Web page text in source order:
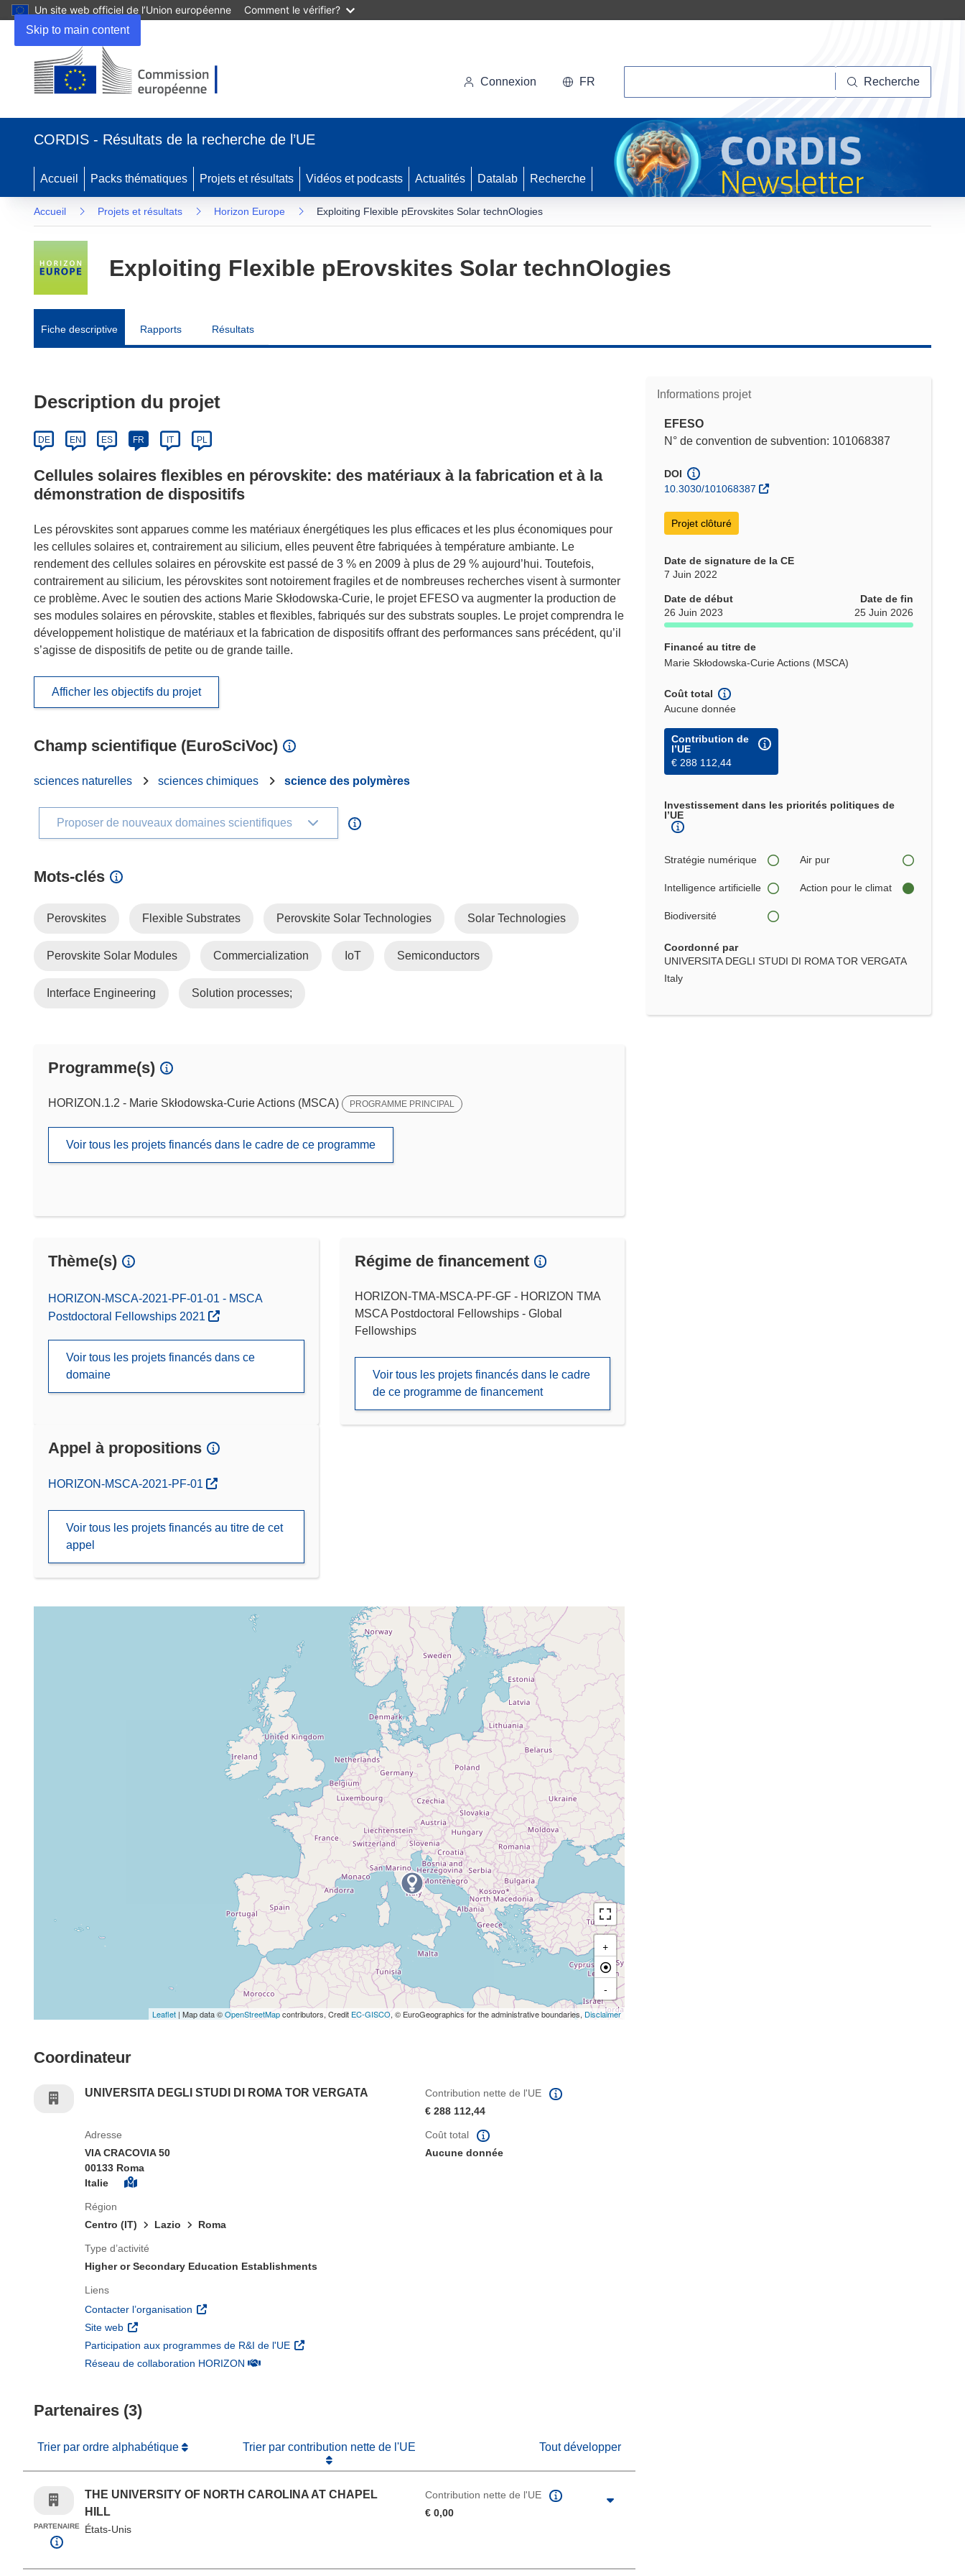
Skip to main content
Un site web officiel de l’Union européenne Comment le vérifier?
Connexion FR Recherche
CORDIS - Résultats de la recherche de l’UE
Accueil Packs thématiques Projets et résultats Vidéos et podcasts Actualités Datalab Recherche
Accueil Projets et résultats Horizon Europe Exploiting Flexible pErovskites Solar technOlogies
Exploiting Flexible pErovskites Solar technOlogies
Fiche descriptive Rapports Résultats
Informations projet
EFESO
N° de convention de subvention: 101068387
DOI
10.3030/101068387
Projet clôturé
Date de signature de la CE
7 Juin 2022
Date de début
26 Juin 2023
Date de fin
25 Juin 2026
Financé au titre de
Marie Skłodowska-Curie Actions (MSCA)
Coût total
Aucune donnée
Contribution de
l’UE
€ 288 112,44
Investissement dans les priorités politiques de
l’UE
Stratégie numérique Air pur
Intelligence artificielle Action pour le climat
Biodiversité
Coordonné par
UNIVERSITA DEGLI STUDI DI ROMA TOR VERGATA
Italy
Description du projet
DE EN ES FR IT PL
Cellules solaires flexibles en pérovskite: des matériaux à la fabrication et à la
démonstration de dispositifs
Les pérovskites sont apparues comme les matériaux énergétiques les plus efficaces et les plus économiques pour
les cellules solaires et, contrairement au silicium, elles peuvent être fabriquées à température ambiante. Le
rendement des cellules solaires en pérovskite est passé de 3 % en 2009 à plus de 29 % aujourd’hui. Toutefois,
contrairement au silicium, les pérovskites sont notoirement fragiles et de nombreuses recherches visent à surmonter
ce problème. Avec le soutien des actions Marie Skłodowska-Curie, le projet EFESO va augmenter la production de
ses modules solaires en pérovskite, stables et flexibles, fabriqués sur des substrats souples. Le projet comprendra le
développement holistique de matériaux et la fabrication de dispositifs offrant des performances sans précédent, qu’il
s’agisse de dispositifs de petite ou de grande taille.
Afficher les objectifs du projet
Champ scientifique (EuroSciVoc)
sciences naturelles sciences chimiques science des polymères
Proposer de nouveaux domaines scientifiques
Mots‑clés
Perovskites Flexible Substrates Perovskite Solar Technologies Solar Technologies
Perovskite Solar Modules Commercialization IoT Semiconductors
Interface Engineering Solution processes;
Programme(s)
HORIZON.1.2 - Marie Skłodowska-Curie Actions (MSCA) PROGRAMME PRINCIPAL
Voir tous les projets financés dans le cadre de ce programme
Thème(s)
HORIZON-MSCA-2021-PF-01-01 - MSCA
Postdoctoral Fellowships 2021
Voir tous les projets financés dans ce
domaine
Régime de financement
HORIZON-TMA-MSCA-PF-GF - HORIZON TMA
MSCA Postdoctoral Fellowships - Global
Fellowships
Voir tous les projets financés dans le cadre
de ce programme de financement
Appel à propositions
(s’ouvre dans une nouvelle fenêtre)
HORIZON-MSCA-2021-PF-01
Voir tous les projets financés au titre de cet
appel
+
-
Leaflet | Map data ©OpenStreetMapcontributors, Credit EC-GISCO, © EuroGeographics for the administrative boundaries, Disclaimer
Coordinateur
UNIVERSITA DEGLI STUDI DI ROMA TOR VERGATA
Contribution nette de l'UE
€ 288 112,44
Adresse
VIA CRACOVIA 50
00133 Roma
Italie
Région
Centro (IT)
Lazio Roma
Type d’activité
Higher or Secondary Education Establishments
Liens
Contacter l’organisation (s’ouvre dans une nouvelle fenêtre)
Site web (s’ouvre dans une nouvelle fenêtre)
Participation aux programmes de R&I de l'UE (s’ouvre dans une nouvelle fenêtre)
Réseau de collaboration HORIZON(s’ouvre dans une nouvelle fenêtre)
Coût total
Aucune donnée
Partenaires (3)
Trier par ordre alphabétique Trier par contribution nette de l'UE Tout développer
PARTENAIRE
THE UNIVERSITY OF NORTH CAROLINA AT CHAPEL
HILL
États-Unis
Contribution nette de l'UE
€ 0,00